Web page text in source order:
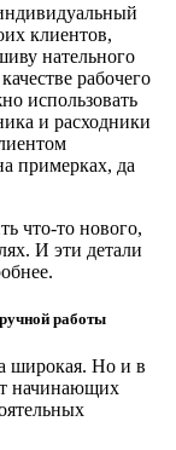
клиентов,
нательного
рабочего
использовать
и расходники
примерках, да
что-то нового,
И эти детали
работы
широкая. Но и в
начинающих